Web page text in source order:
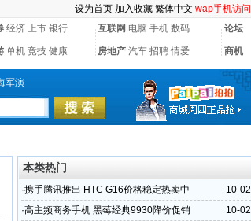
设为首页 加入收藏 繁体中文 wap手机访问
经济 上市 银行 互联网 电脑 手机 数码 论坛
单机 竞技 健康 房地产 汽车 招聘 情爱 商机
军演
本类热门
10-02
·携手腾讯推出 HTC G16价格稳定热卖中
10-02
·高主频商务手机 黑莓经典9930降价促销